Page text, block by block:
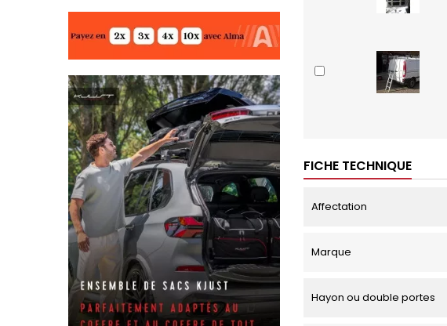
FICHE TECHNIQUE
Affectation
Marque
Hayon ou double portes